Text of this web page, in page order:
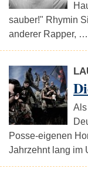
sauber!" Rhymin
anderer Rapper, …
Posse-eigenen
Jahrzehnt lang im